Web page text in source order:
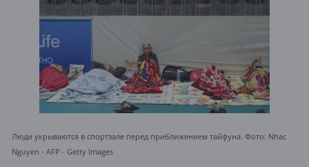
Люди укрываются в спортзале перед приближением тайфуна. Фото: Nhac
Nguyen - AFP - Getty Images